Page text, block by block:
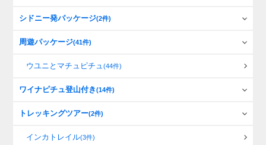
シドニー発パッケージ(2件)
周遊パッケージ(41件)
ウユニとマチュピチュ(44件)
ワイナピチュ登山付き(14件)
トレッキングツアー(2件)
インカトレイル(3件)